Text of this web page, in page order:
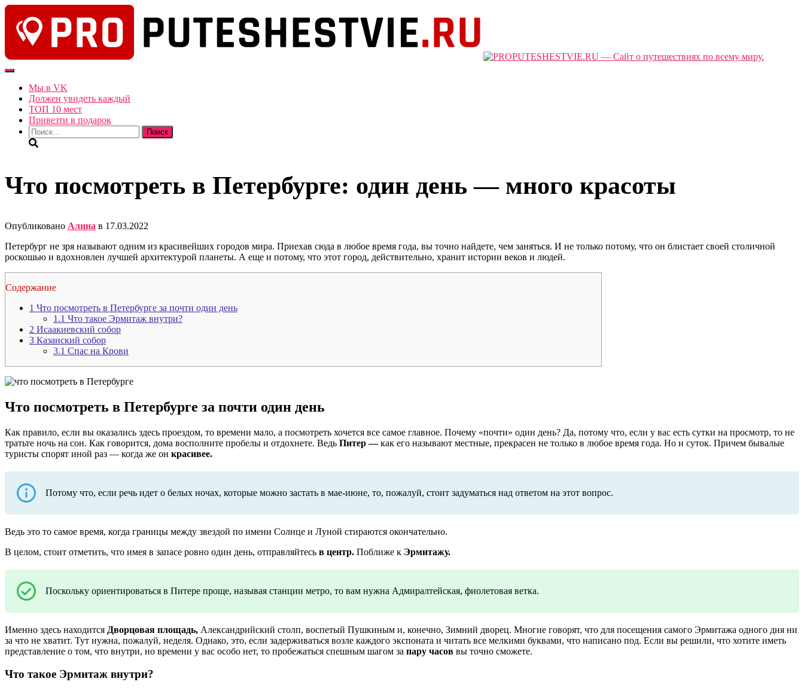
Переключить
навигациюМы в VK
Должен увидеть каждый
ТОП 10 мест
Привезти в подарок
Найти:
Что посмотреть в Петербурге: один день — много красоты
Опубликовано Алина в 17.03.2022
Петербург не зря называют одним из красивейших городов мира. Приехав сюда в любое время года, вы точно найдете, чем заняться. И не только потому, что он блистает своей столичной
роскошью и вдохновлен лучшей архитектурой планеты. А еще и потому, что этот город, действительно, хранит истории веков и людей.
Содержание
1 Что посмотреть в Петербурге за почти один день
1.1 Что такое Эрмитаж внутри?
2 Исаакиевский собор
3 Казанский собор
3.1 Спас на Крови
Что посмотреть в Петербурге за почти один день
Как правило, если вы оказались здесь проездом, то времени мало, а посмотреть хочется все самое главное. Почему «почти» один день? Да, потому что, если у вас есть сутки на просмотр, то не
тратьте ночь на сон. Как говорится, дома восполните пробелы и отдохнете. Ведь Питер —как его называют местные, прекрасен не только в любое время года. Но и суток. Причем бывалые
туристы спорят иной раз — когда же он красивее.
Потому что, если речь идет о белых ночах, которые можно застать в мае-июне, то, пожалуй, стоит задуматься над ответом на этот вопрос.
Ведь это то самое время, когда границы между звездой по имени Солнце и Луной стираются окончательно.
В целом, стоит отметить, что имея в запасе ровно один день, отправляйтесь в центр. Поближе к Эрмитажу.
Поскольку ориентироваться в Питере проще, называя станции метро, то вам нужна Адмиралтейская, фиолетовая ветка.
Именно здесь находится Дворцовая площадь, Александрийский столп, воспетый Пушкиным и, конечно, Зимний дворец. Многие говорят, что для посещения самого Эрмитажа одного дня ни
за что не хватит. Тут нужна, пожалуй, неделя. Однако, это, если задерживаться возле каждого экспоната и читать все мелкими буквами, что написано под. Если вы решили, что хотите иметь
представление о том, что внутри, но времени у вас особо нет, то пробежаться спешным шагом за пару часов вы точно сможете.
Что такое Эрмитаж внутри?